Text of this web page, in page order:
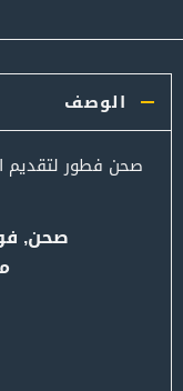
الوصف
صحن فطور لتقديم
صحن,